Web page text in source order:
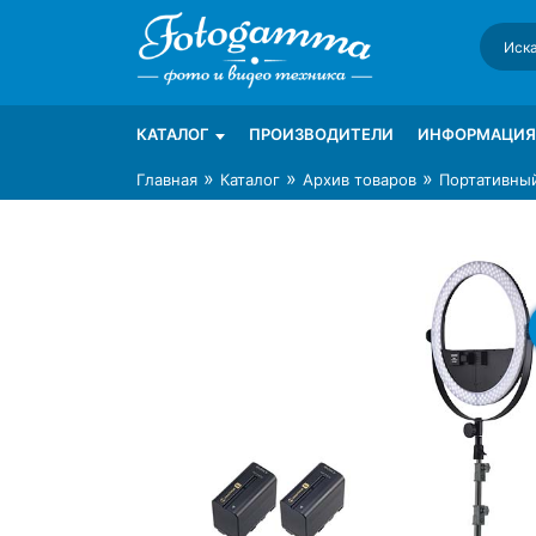
Интернет-магазин фототехники Foto-
Магазин фотоаксессуаров foto-gamma.ru
КАТАЛОГ ПРОИЗВОДИТЕЛИ ИНФОРМАЦИЯ
Главная » Каталог » Архив товаров »